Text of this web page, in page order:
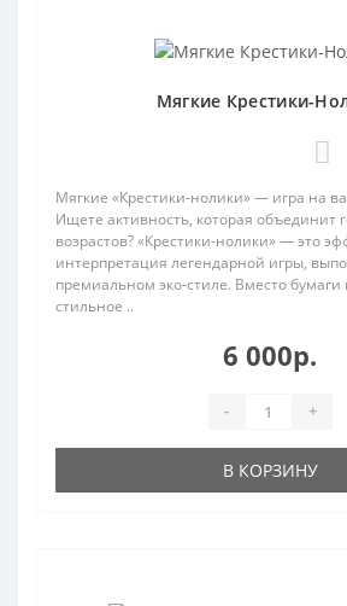
Мягкие Крестики-
Мягкие «Крестики-нолики» — игра на
Ищете активность, которая объединит
возрастов? «Крестики-нолики» — это
интерпретация легендарной игры,
премиальном эко-стиле. Вместо
стильное ..
6 000р.
- +
В КОРЗИНУ